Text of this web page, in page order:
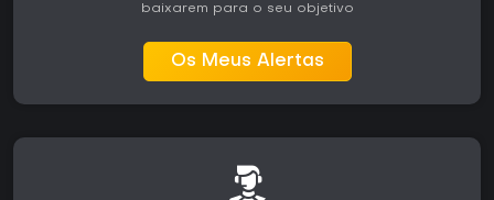
baixarem para o seu objetivo
Os Meus Alertas